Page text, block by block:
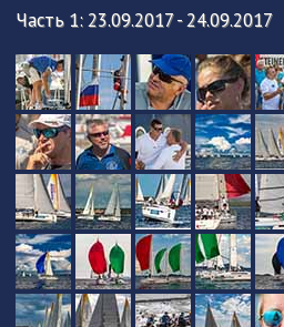
Часть 1: 23.09.2017 - 24.09.2017